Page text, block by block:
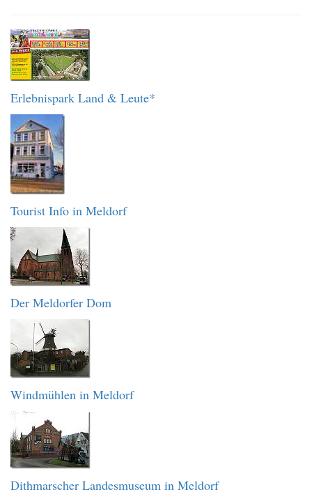
Erlebnispark Land & Leute*
Tourist Info in Meldorf
Der Meldorfer Dom
Windmühlen in Meldorf
Dithmarscher Landesmuseum in Meldorf